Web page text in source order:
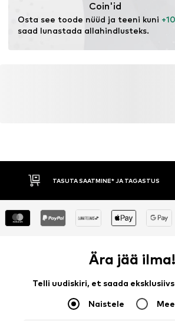
Coin'id
Osta see toode nüüd ja teeni kuni
saad lunastada allahindlusteks.
TASUTA SAATMINE* JA TAGASTUS
Ära jää ilma!
Telli uudiskiri, et saada
Naistele